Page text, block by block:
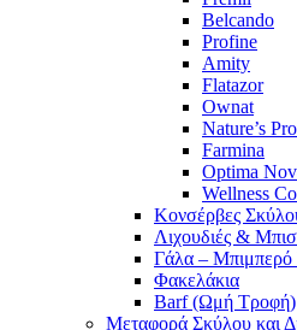
Belcando
Profine
Amity
Flatazor
Ownat
Nature’s
Farmina
Optima
Wellness
Κονσέρβες
Λιχουδιές &
Γάλα – Μπιμπερό
Φακελάκια
Barf (Ωμή Τροφή)
Μεταφορά Σκύλου και